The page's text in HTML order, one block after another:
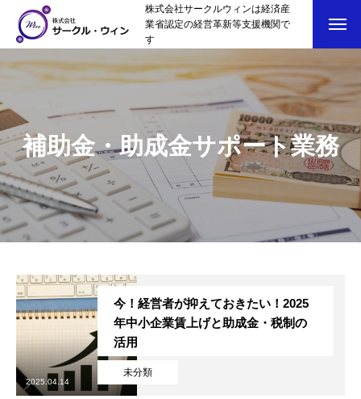
株式会社サークルウィンは経済産
業省認定の経営革新等支援機関で
す
補助金・助成金サポート業務
未分類
今！経営者が抑えておきたい！2025
年中小企業賃上げと助成金・税制の
活用
2025.04.14